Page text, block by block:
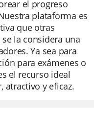
el progreso
plataforma es
que otras
la considera una
Ya sea para
para exámenes o
el recurso ideal
atractivo y eficaz.